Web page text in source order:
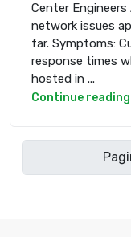
Center
network issues
far. Symptoms:
response times
hosted in ...
Continue reading